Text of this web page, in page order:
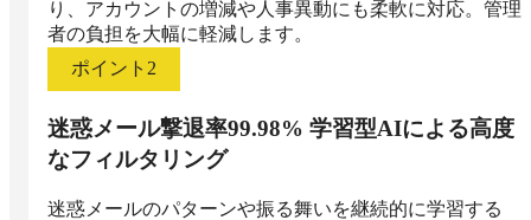
り、アカウントの増減や人事異動にも柔軟に対応。管理
者の負担を大幅に軽減します。
ポイント 2
迷惑メール撃退率99.98% 学習型AIによる高度
なフィルタリング
迷惑メールのパターンや振る舞いを継続的に学習する